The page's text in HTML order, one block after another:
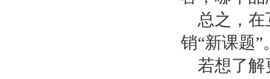
总之，
销“新课题”
若想了解